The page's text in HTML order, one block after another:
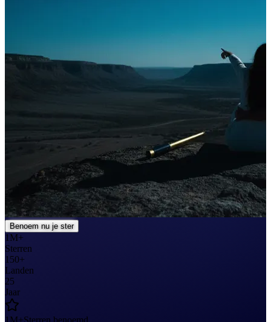
Benoem nu je ster
1M+
Sterren
150+
Landen
25
Jaar
1M+Sterren benoemd